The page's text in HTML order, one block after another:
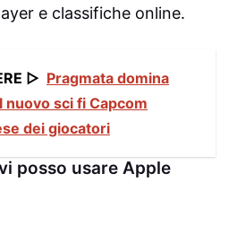
e classifiche online.
▷ Pragmata domina
sci fi Capcom
dei giocatori
posso usare Apple